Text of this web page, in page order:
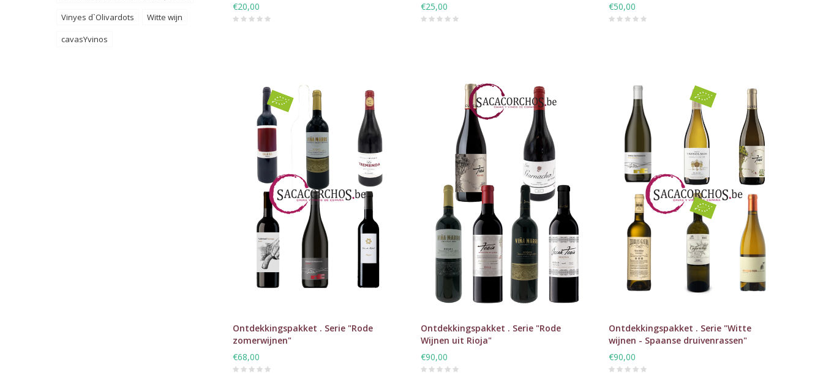
Vinyes d`Olivardots
Witte wijn
cavasYvinos
€20,00
€25,00
€50,00
Ontdekkingspakket . Serie "Rode
zomerwijnen"
€68,00
Ontdekkingspakket . Serie "Rode
Wijnen uit Rioja"
€90,00
Ontdekkingspakket . Serie "Witte
wijnen - Spaanse druivenrassen"
€90,00